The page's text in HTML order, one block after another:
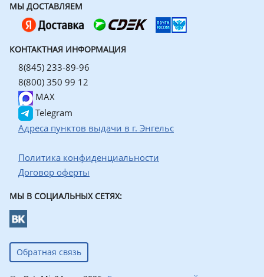
МЫ ДОСТАВЛЯЕМ
КОНТАКТНАЯ ИНФОРМАЦИЯ
8(845) 233-89-96
8(800) 350 99 12
MAX
Telegram
Адреса пунктов выдачи в г. Энгельс
Политика конфиденциальности
Договор оферты
МЫ В СОЦИАЛЬНЫХ СЕТЯХ:
Обратная связь